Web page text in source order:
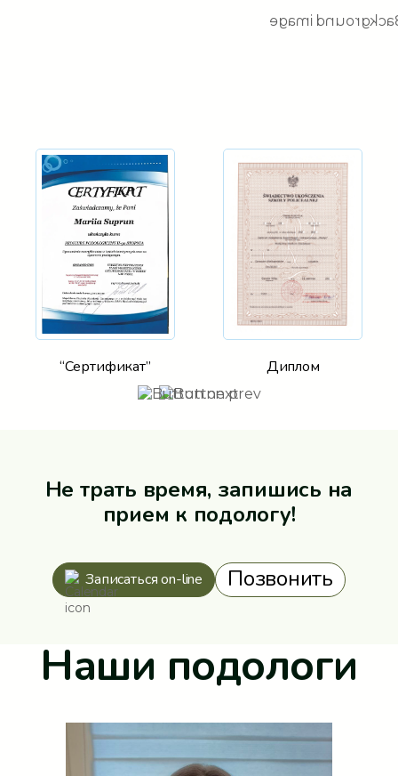
“Сертификат” Диплом
Не трать время, запишись на
прием к подологу!
Записаться on-line Позвонить
Наши подологи